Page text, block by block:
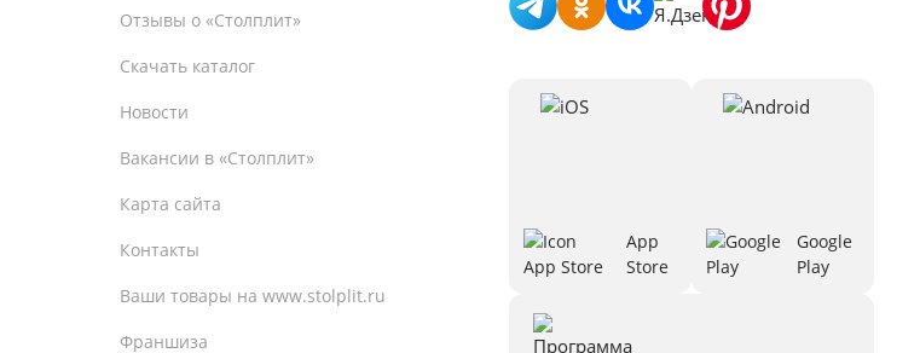
Отзывы о «Столплит»
Скачать каталог
Новости
Вакансии в «Столплит»
Карта сайта
Контакты
Ваши товары на www.stolplit.ru
Франшиза
App
Store
Google
Play